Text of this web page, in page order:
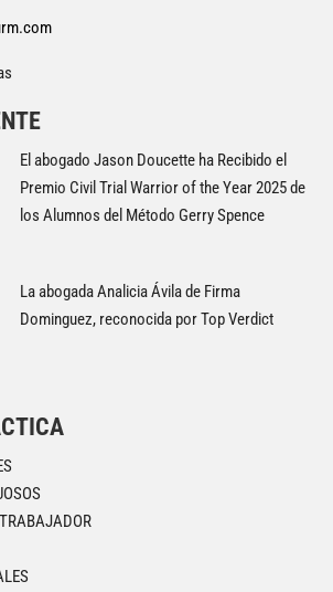
El abogado Jason Doucette ha Recibido el
Premio Civil Trial Warrior of the Year 2025 de
los Alumnos del Método Gerry Spence
La abogada Analicia Ávila de Firma
Dominguez, reconocida por Top Verdict